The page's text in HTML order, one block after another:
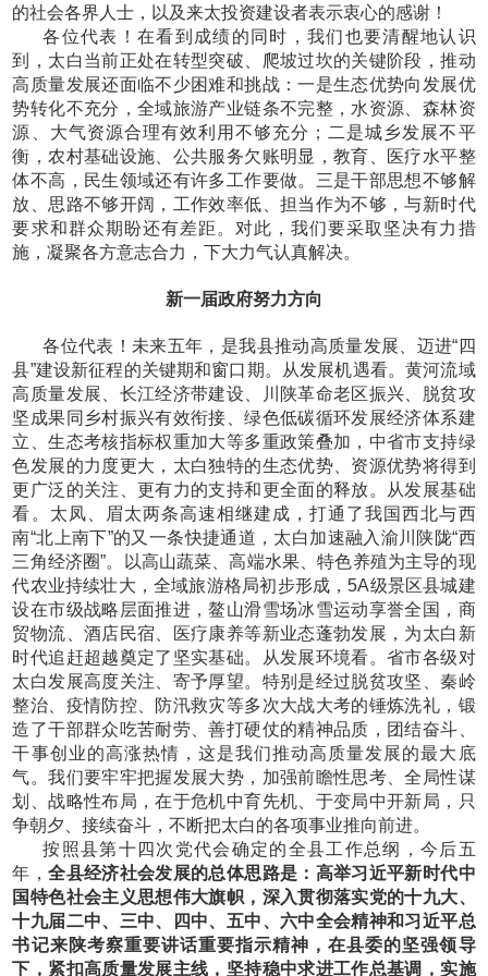
的社会各界人士，以及来太投资建设者表示衷心的感谢！
各位代表！在看到成绩的同时，我们也要清醒地认识
到，太白当前正处在转型突破、爬坡过坎的关键阶段，推动
高质量发展还面临不少困难和挑战：一是生态优势向发展优
势转化不充分，全域旅游产业链条不完整，水资源、森林资
源、大气资源合理有效利用不够充分；二是城乡发展不平
衡，农村基础设施、公共服务欠账明显，教育、医疗水平整
体不高，民生领域还有许多工作要做。三是干部思想不够解
放、思路不够开阔，工作效率低、担当作为不够，与新时代
要求和群众期盼还有差距。对此，我们要采取坚决有力措
施，凝聚各方意志合力，下大力气认真解决。
新一届政府努力方向
各位代表！未来五年，是我县推动高质量发展、迈进“四
县”建设新征程的关键期和窗口期。从发展机遇看。黄河流域
高质量发展、长江经济带建设、川陕革命老区振兴、脱贫攻
坚成果同乡村振兴有效衔接、绿色低碳循环发展经济体系建
立、生态考核指标权重加大等多重政策叠加，中省市支持绿
色发展的力度更大，太白独特的生态优势、资源优势将得到
更广泛的关注、更有力的支持和更全面的释放。从发展基础
看。太凤、眉太两条高速相继建成，打通了我国西北与西
南“北上南下”的又一条快捷通道，太白加速融入渝川陕陇“西
三角经济圈”。以高山蔬菜、高端水果、特色养殖为主导的现
代农业持续壮大，全域旅游格局初步形成，5A级景区县城建
设在市级战略层面推进，鳌山滑雪场冰雪运动享誉全国，商
贸物流、酒店民宿、医疗康养等新业态蓬勃发展，为太白新
时代追赶超越奠定了坚实基础。从发展环境看。省市各级对
太白发展高度关注、寄予厚望。特别是经过脱贫攻坚、秦岭
整治、疫情防控、防汛救灾等多次大战大考的锤炼洗礼，锻
造了干部群众吃苦耐劳、善打硬仗的精神品质，团结奋斗、
干事创业的高涨热情，这是我们推动高质量发展的最大底
气。我们要牢牢把握发展大势，加强前瞻性思考、全局性谋
划、战略性布局，在于危机中育先机、于变局中开新局，只
争朝夕、接续奋斗，不断把太白的各项事业推向前进。
按照县第十四次党代会确定的全县工作总纲，今后五
年，全县经济社会发展的总体思路是：高举习近平新时代中
国特色社会主义思想伟大旗帜，深入贯彻落实党的十九大、
十九届二中、三中、四中、五中、六中全会精神和习近平总
书记来陕考察重要讲话重要指示精神，在县委的坚强领导
下，紧扣高质量发展主线，坚持稳中求进工作总基调，实施